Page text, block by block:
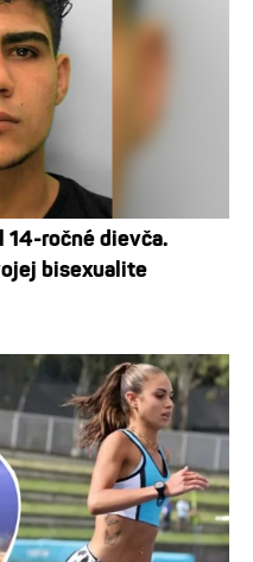
14-ročné dievča.
bisexualite